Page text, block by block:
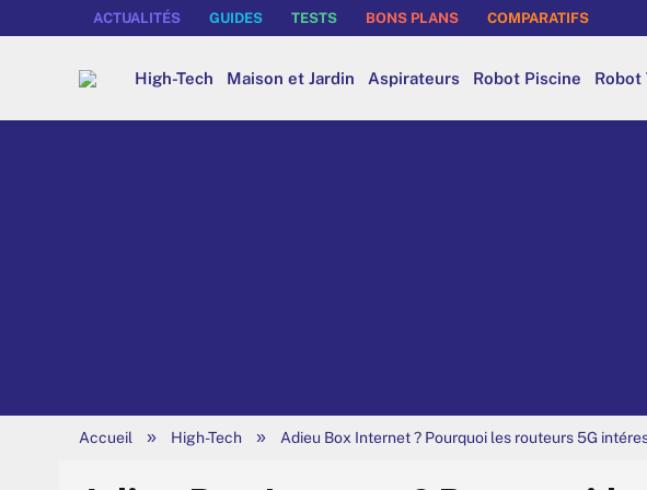
ACTUALITÉS GUIDES TESTS BONS PLANS COMPARATIFS
High-Tech Maison et Jardin Aspirateurs Robot Piscine Robot
Accueil » High-Tech » Adieu Box Internet ? Pourquoi les routeurs 5G